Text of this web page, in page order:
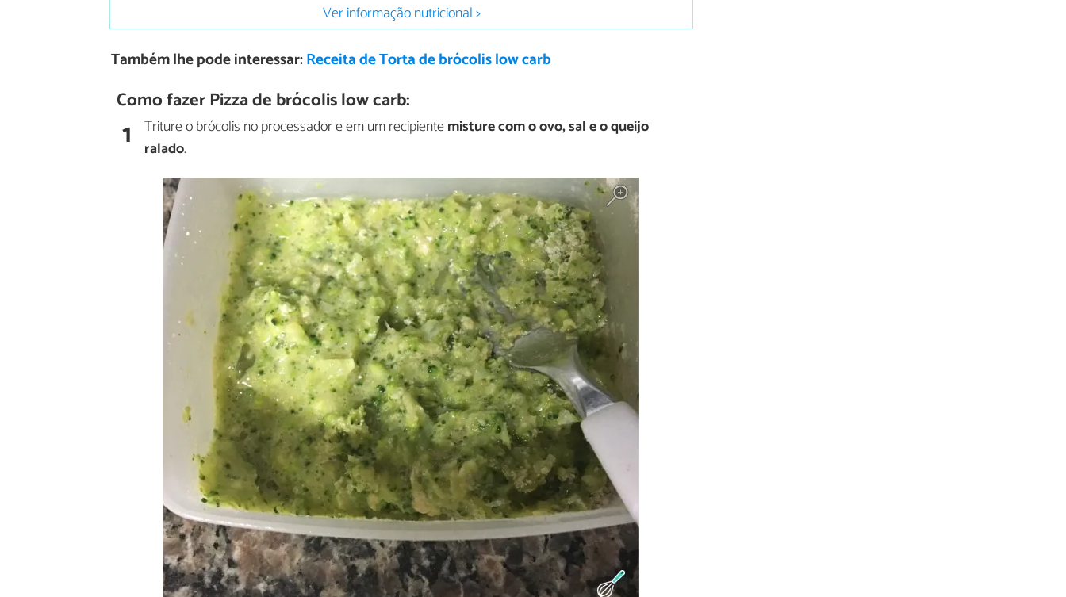
Ver informação nutricional >
Também lhe pode interessar:Receita de Torta de brócolis low carb
Como fazer Pizza de brócolis low carb:
1 Triture o brócolis no processador e em um recipientemisture com o ovo, sal e o queijo
ralado.